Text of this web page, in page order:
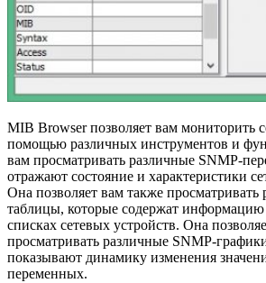
MIB Browser позволяет вам мониторить
помощью различных инструментов и
вам просматривать различные SNMP-
отражают состояние и характеристики
Она позволяет вам также
таблицы, которые содержат
списках сетевых устройств. Она
просматривать различные SNMP-
показывают динамику изменения
переменных.